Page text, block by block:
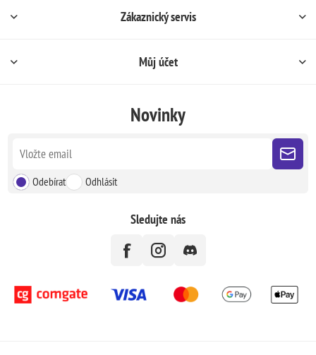
Zákaznický servis
Můj účet
Novinky
Odebírat Odhlásit
Sledujte nás